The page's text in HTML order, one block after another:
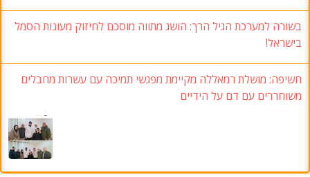
בשורה למערכת הגיל הרך: הושג מתווה מוסכם לחיזוק מעונות הסמל
בישראל!
חשיפה: מושלת רמאללה מקיימת מפגשי תמיכה עם עשרות מחבלים
משוחררים עם דם על הידיים